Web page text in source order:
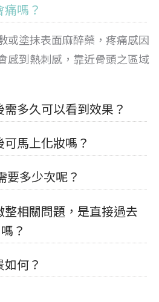
嗎？
或塗抹表面麻醉藥，疼痛感因
感到熱刺感，靠近骨頭之區域
多久可以看到效果？
馬上化妝嗎？
要多少次呢？
整相關問題，是直接過去
？
何？